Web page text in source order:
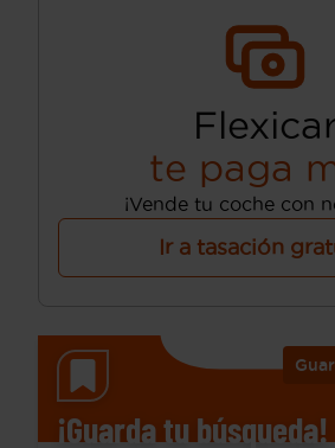
te paga
¡Vende tu coche con
Ir a tasación
¡Guarda tu búsqueda!